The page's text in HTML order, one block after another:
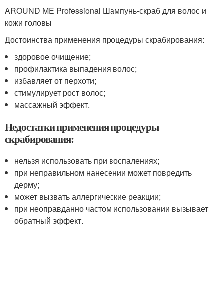
AROUND ME Professional Шампунь-скраб для волос и
кожи головы
Достоинства применения процедуры скрабирования:
здоровое очищение;
профилактика выпадения волос;
избавляет от перхоти;
стимулирует рост волос;
массажный эффект.
Недостатки применения процедуры
скрабирования:
нельзя использовать при воспалениях;
при неправильном нанесении может повредить
дерму;
может вызвать аллергические реакции;
при неоправданно частом использовании вызывает
обратный эффект.